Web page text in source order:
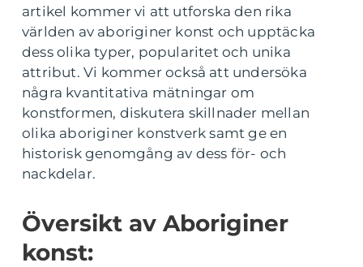
artikel kommer vi att utforska den rika
världen av aboriginer konst och upptäcka
dess olika typer, popularitet och unika
attribut. Vi kommer också att undersöka
några kvantitativa mätningar om
konstformen, diskutera skillnader mellan
olika aboriginer konstverk samt ge en
historisk genomgång av dess för- och
nackdelar.
Översikt av Aboriginer
konst: